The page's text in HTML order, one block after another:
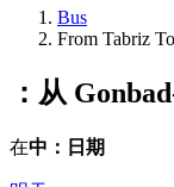
Bus
From Tabriz
：从
在中：日期